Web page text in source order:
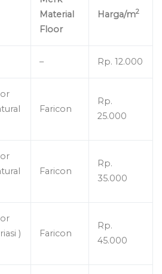
Material
Floor
Harga/m2
– Rp. 12.000
Faricon
Rp.
25.000
Faricon
Rp.
35.000
)
Faricon
Rp.
45.000